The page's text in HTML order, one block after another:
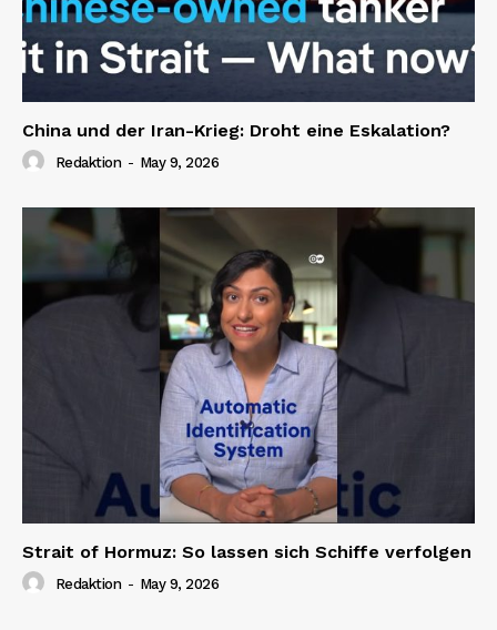
China und der Iran-Krieg: Droht eine Eskalation?
Redaktion - May 9, 2026
Strait of Hormuz: So lassen sich Schiffe verfolgen
Redaktion - May 9, 2026